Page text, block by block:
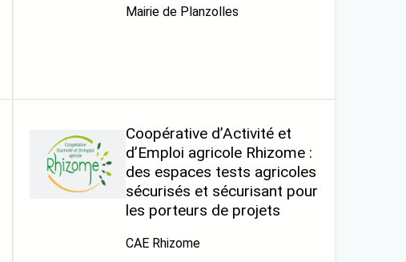
Mairie de Planzolles
Coopérative d’Activité et
d’Emploi agricole Rhizome :
des espaces tests agricoles
sécurisés et sécurisant pour
les porteurs de projets
CAE Rhizome